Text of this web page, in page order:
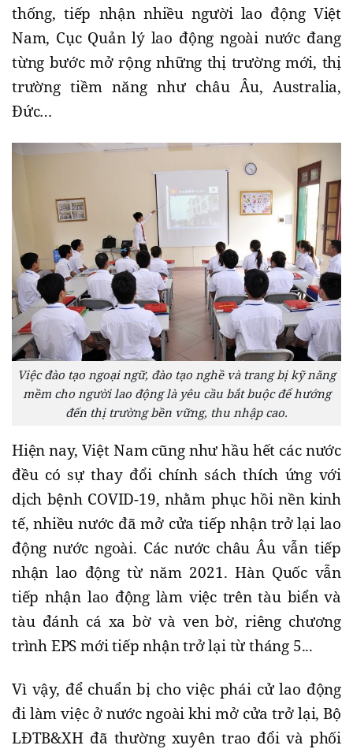
thống, tiếp nhận nhiều người lao động Việt
Nam, Cục Quản lý lao động ngoài nước đang
từng bước mở rộng những thị trường mới, thị
trường tiềm năng như châu Âu, Australia,
Đức…
Việc đào tạo ngoại ngữ, đào tạo nghề và trang bị kỹ năng
mềm cho người lao động là yêu cầu bắt buộc để hướng
đến thị trường bền vững, thu nhập cao.
Hiện nay, Việt Nam cũng như hầu hết các nước
đều có sự thay đổi chính sách thích ứng với
dịch bệnh COVID-19, nhằm phục hồi nền kinh
tế, nhiều nước đã mở cửa tiếp nhận trở lại lao
động nước ngoài. Các nước châu Âu vẫn tiếp
nhận lao động từ năm 2021. Hàn Quốc vẫn
tiếp nhận lao động làm việc trên tàu biển và
tàu đánh cá xa bờ và ven bờ, riêng chương
trình EPS mới tiếp nhận trở lại từ tháng 5...
Vì vậy, để chuẩn bị cho việc phái cử lao động
đi làm việc ở nước ngoài khi mở cửa trở lại, Bộ
LĐTB&XH đã thường xuyên trao đổi và phối